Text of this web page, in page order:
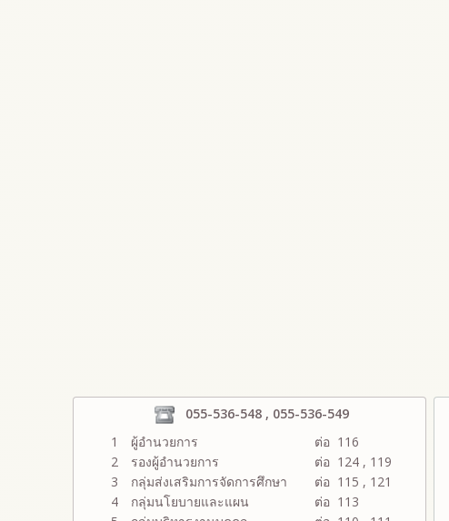
055-536-548 , 055-536-549
1
ผู้อำนวยการ
ต่อ 116
2
รองผู้อำนวยการ
ต่อ 124 , 119
3
กลุ่มส่งเสริมการจัดการศึกษา
ต่อ 115 , 121
4
กลุ่มนโยบายและแผน
ต่อ 113